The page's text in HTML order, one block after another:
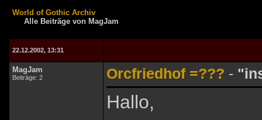
World of Gothic Archiv
Alle Beiträge von MagJam
22.12.2002, 13:31
MagJam
Beiträge: 2 Orcfriedhof =??? -
Hallo,